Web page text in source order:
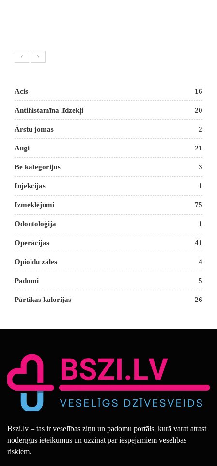
Acis 16
Antihistamīna līdzekļi 20
Ārstu jomas 2
Augi 21
Be kategorijos 3
Injekcijas 1
Izmeklējumi 75
Odontoloģija 1
Operācijas 41
Opioīdu zāles 4
Padomi 5
Pārtikas kalorijas 26
Bszi.lv – tas ir veselības ziņu un padomu portāls, kurā varat atrast
noderīgus ieteikumus un uzzināt par iespējamiem veselības
riskiem.